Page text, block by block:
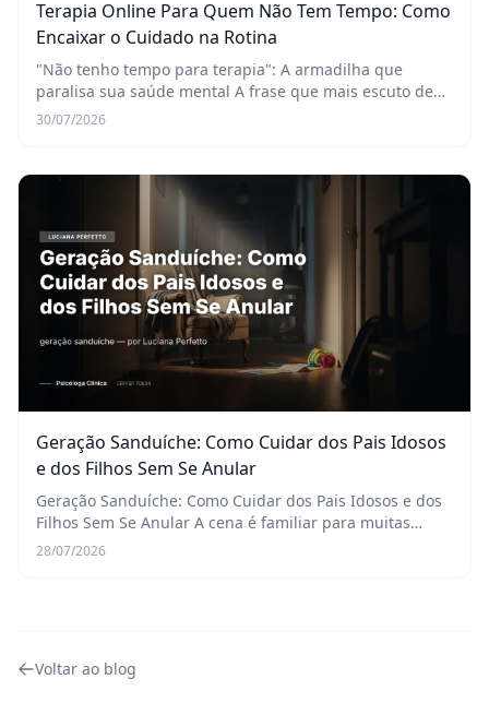
Terapia Online Para Quem Não Tem Tempo: Como
Encaixar o Cuidado na Rotina
"Não tenho tempo para terapia": A armadilha que
paralisa sua saúde mental A frase que mais escuto de
novos pacientes, e de pessoas que adiam o cuidado com
30/07/2026
Geração Sanduíche: Como Cuidar dos Pais Idosos
e dos Filhos Sem Se Anular
Geração Sanduíche: Como Cuidar dos Pais Idosos e dos
Filhos Sem Se Anular A cena é familiar para muitas
mulheres que atendo no consultório. São 15h de uma
28/07/2026
Voltar ao blog